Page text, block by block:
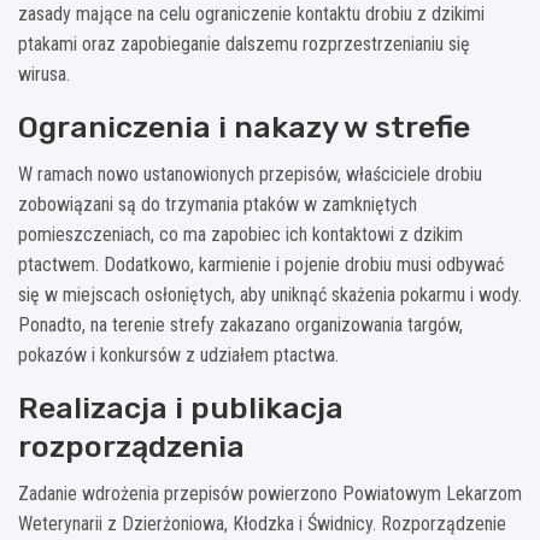
zasady mające na celu ograniczenie kontaktu drobiu z dzikimi
ptakami oraz zapobieganie dalszemu rozprzestrzenianiu się
wirusa.
Ograniczenia i nakazy w strefie
W ramach nowo ustanowionych przepisów, właściciele drobiu
zobowiązani są do trzymania ptaków w zamkniętych
pomieszczeniach, co ma zapobiec ich kontaktowi z dzikim
ptactwem. Dodatkowo, karmienie i pojenie drobiu musi odbywać
się w miejscach osłoniętych, aby uniknąć skażenia pokarmu i wody.
Ponadto, na terenie strefy zakazano organizowania targów,
pokazów i konkursów z udziałem ptactwa.
Realizacja i publikacja
rozporządzenia
Zadanie wdrożenia przepisów powierzono Powiatowym Lekarzom
Weterynarii z Dzierżoniowa, Kłodzka i Świdnicy. Rozporządzenie